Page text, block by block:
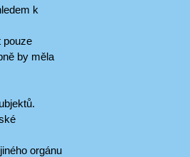
k
pouze
by měla
orgánu